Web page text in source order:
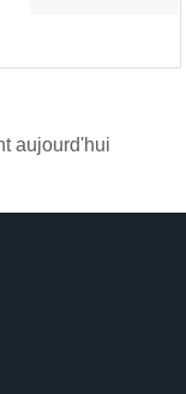
aujourd'hui